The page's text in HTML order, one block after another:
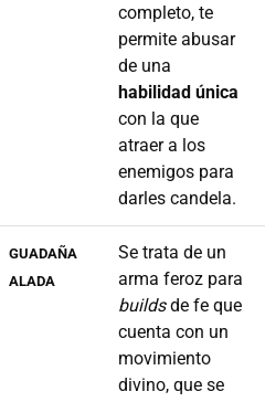
completo, te
permite abusar
de una
habilidad única
con la que
atraer a los
enemigos para
darles candela.
GUADAÑA
ALADA
Se trata de un
arma feroz para
buildsde fe que
cuenta con un
movimiento
divino, que se